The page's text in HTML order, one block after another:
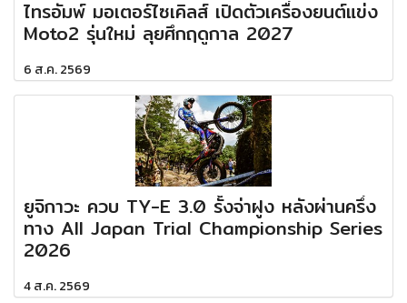
ไทรอัมพ์ มอเตอร์ไซเคิลส์ เปิดตัวเครื่องยนต์แข่ง
Moto2 รุ่นใหม่ ลุยศึกฤดูกาล 2027
6 ส.ค. 2569
ยูจิกาวะ ควบ TY-E 3.0 รั้งจ่าฝูง หลังผ่านครึ่ง
ทาง All Japan Trial Championship Series
2026
4 ส.ค. 2569